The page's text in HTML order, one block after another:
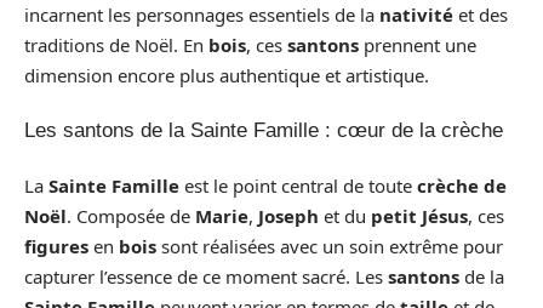
incarnent les personnages essentiels de la nativité et des
traditions de Noël. En bois, ces santons prennent une
dimension encore plus authentique et artistique.
Les santons de la Sainte Famille : cœur de la crèche
La Sainte Famille est le point central de toute crèche de
Noël. Composée de Marie, Joseph et du petit Jésus, ces
figures en bois sont réalisées avec un soin extrême pour
capturer l’essence de ce moment sacré. Les santons de la